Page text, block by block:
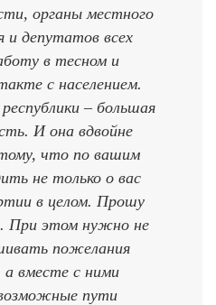
органы местного
и депутатов всех
в тесном и
с населением.
– большая
И она вдвойне
что по вашим
не только о вас
в целом. Прошу
При этом нужно не
пожелания
а вместе с ними
пути